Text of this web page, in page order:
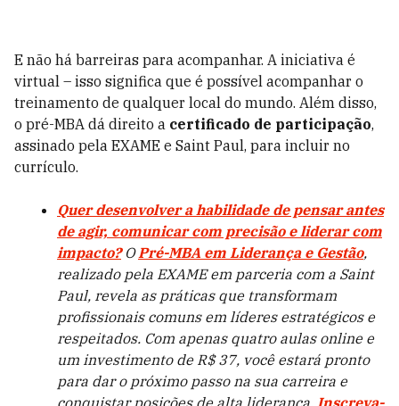
E não há barreiras para acompanhar. A iniciativa é
virtual – isso significa que é possível acompanhar o
treinamento de qualquer local do mundo. Além disso,
o pré-MBA dá direito a certificado de participação,
assinado pela EXAME e Saint Paul, para incluir no
currículo.
Quer desenvolver a habilidade de pensar antes
de agir, comunicar com precisão e liderar com
impacto?OPré-MBA em Liderança e Gestão,
realizado pela EXAME em parceria com a Saint
Paul, revela as práticas que transformam
profissionais comuns em líderes estratégicos e
respeitados. Com apenas quatro aulas online e
um investimento de R$ 37, você estará pronto
para dar o próximo passo na sua carreira e
conquistar posições de alta liderança. Inscreva-